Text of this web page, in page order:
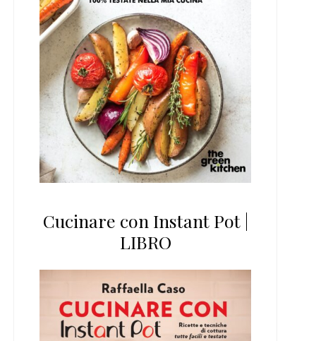
Cucinare con Instant Pot |
LIBRO